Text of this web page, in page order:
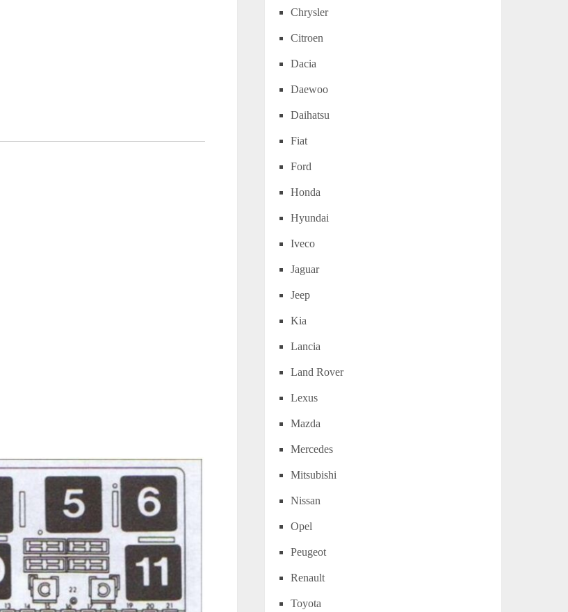
Chrysler
Citroen
Dacia
Daewoo
Daihatsu
Fiat
Ford
Honda
Hyundai
Iveco
Jaguar
Jeep
Kia
Lancia
Land Rover
Lexus
Mazda
Mercedes
Mitsubishi
Nissan
Opel
Peugeot
Renault
Toyota